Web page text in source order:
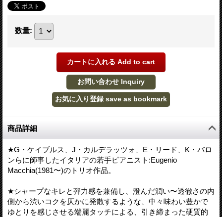
数量:
商品詳細
★G・ケイブルス、J・カルデラッツォ、E・リード、K・バロ
ンらに師事したイタリアの若手ピアニスト:Eugenio
Macchia(1981〜)のトリオ作品。
★シャープなキレと弾力感を兼備し、澄んだ潤い〜透徹さの内
側から渋いコクを仄かに発散するような、中々味わい豊かで
ゆとりを感じさせる端麗タッチによる、引き締まった硬質的